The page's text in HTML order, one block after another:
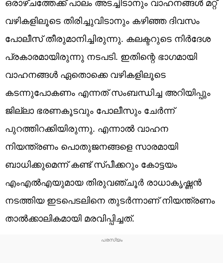
വഴികളിലൂടെ തിരിച്ചുവിടാനും ​കഴിഞ്ഞ ദിവസം
പോലീസ് തീരുമാനിച്ചിരുന്നു. കലക്ടറുടെ നിർദേശ
പ്രകാരമായിരുന്നു നടപടി. ഇതിന്റെ ഭാഗമായി
വാഹനങ്ങൾ ഏതൊക്കെ വഴികളിലൂടെ
കടന്നുപോകണം എന്നത് സംബന്ധിച്ച അ‌റിയിപ്പും
ജില്ലാ ഭരണകൂടവും പോലീസും ചേർന്ന്
പുറത്തിറക്കിയിരുന്നു. എന്നാൽ വാഹന
നിയന്ത്രണം പൊതുജനങ്ങളെ സാരമായി
ബാധിക്കുമെന്ന് കണ്ട് സ്പീക്കറും കോട്ടയം
എംഎൽഎയുമായ തിരുവഞ്ചൂർ രാധാകൃഷ്ണൻ
നടത്തിയ ഇടപെടലിനെ തുടർന്നാണ് നിയന്ത്രണം
താൽക്കാലികമായി മരവിപ്പിച്ചത്.